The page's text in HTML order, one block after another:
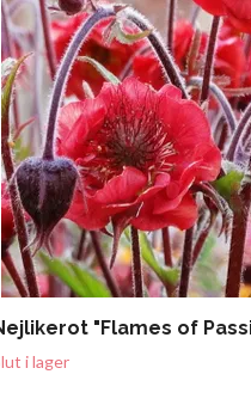
"Flames of
i lager